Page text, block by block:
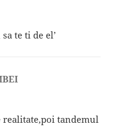
te ti de el’
realitate,poi tandemul